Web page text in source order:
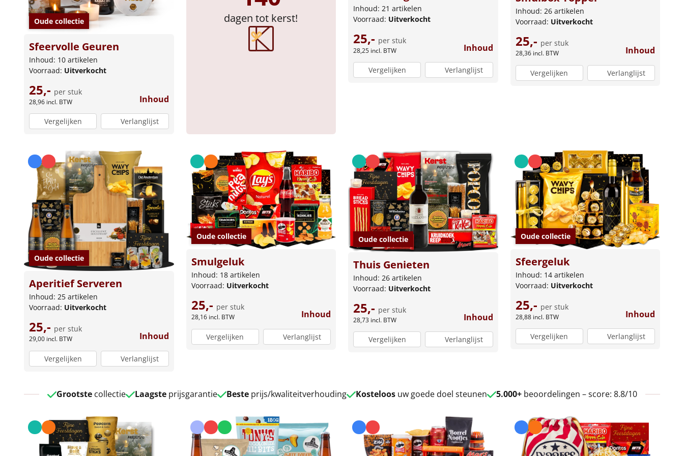
Oude collectie
Sfeervolle Geuren
Inhoud: 10 artikelen
Voorraad: Uitverkocht
25,- per stuk
28,96 incl. BTW Inhoud
Vergelijken Verlanglijst
dagen tot kerst!
Inhoud: 21 artikelen
Voorraad: Uitverkocht
25,- per stuk
28,25 incl. BTW Inhoud
Vergelijken Verlanglijst
Inhoud: 26 artikelen
Voorraad: Uitverkocht
25,- per stuk
28,36 incl. BTW Inhoud
Vergelijken Verlanglijst
Oude collectie
Aperitief Serveren
Inhoud: 25 artikelen
Voorraad: Uitverkocht
25,- per stuk
29,00 incl. BTW Inhoud
Vergelijken Verlanglijst
Oude collectie
Smulgeluk
Inhoud: 18 artikelen
Voorraad: Uitverkocht
25,- per stuk
28,16 incl. BTW Inhoud
Vergelijken Verlanglijst
Oude collectie
Thuis Genieten
Inhoud: 26 artikelen
Voorraad: Uitverkocht
25,- per stuk
28,73 incl. BTW Inhoud
Vergelijken Verlanglijst
Oude collectie
Sfeergeluk
Inhoud: 14 artikelen
Voorraad: Uitverkocht
25,- per stuk
28,88 incl. BTW Inhoud
Vergelijken Verlanglijst
Grootstecollectie Laagsteprijsgarantie Besteprijs/kwaliteitverhouding Kosteloosuw goede doel steunen 5.000+beoordelingen – score: 8.8/10